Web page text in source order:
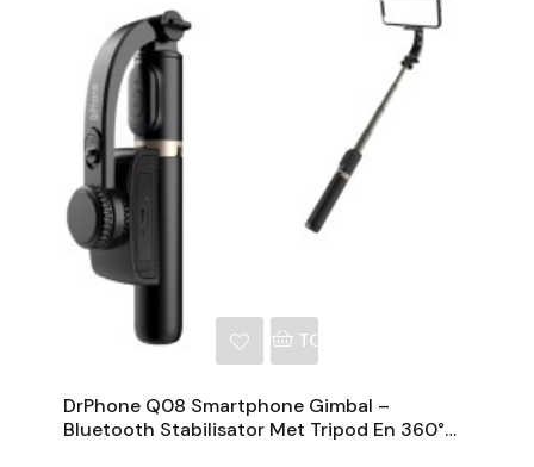
TOEVOEGEN AAN
DrPhone Q08 Smartphone Gimbal –
Bluetooth Stabilisator Met Tripod En 360°